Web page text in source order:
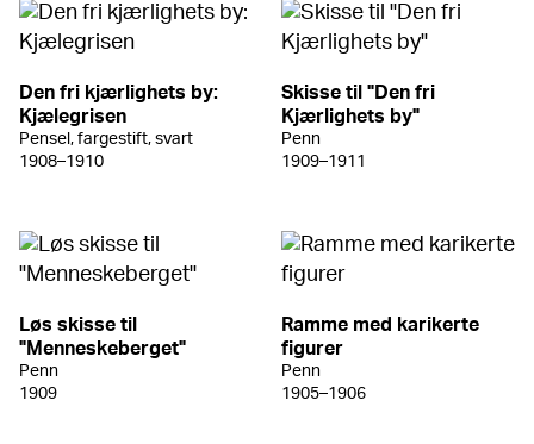
Den fri kjærlighets by:
Kjælegrisen
Pensel, fargestift, svart
1908–1910
Skisse til "Den fri
Kjærlighets by"
Penn
1909–1911
Løs skisse til
"Menneskeberget"
Penn
1909
Ramme med karikerte
figurer
Penn
1905–1906